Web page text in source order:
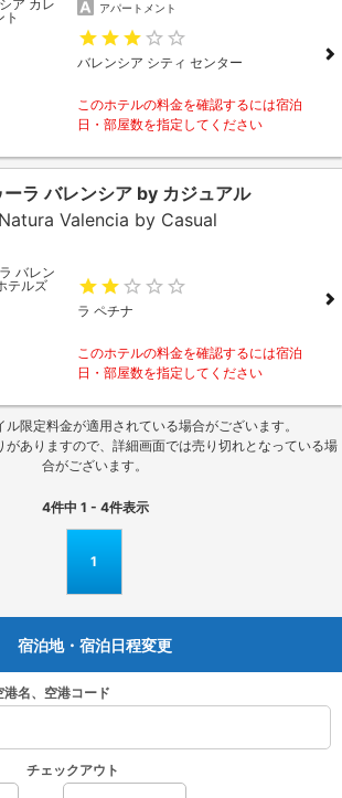
アパートメント
バレンシア シティ センター
このホテルの料金を確認するには宿泊
日・部屋数を指定してください
ラ バレンシア by カジュアル
Valencia by Casual
ラ ペチナ
このホテルの料金を確認するには宿泊
日・部屋数を指定してください
限定料金が適用されている場合がございます。
ありますので、詳細画面では売り切れとなっている場
合がございます。
4件中 1 - 4件表示
1
宿泊地・宿泊日程変更
名、空港コード
チェックアウト